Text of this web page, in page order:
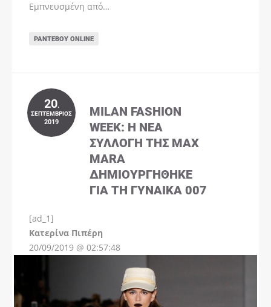
Εμπνευσμένη από…
ΡΑΝΤΕΒΟΎ ONLINE
20.
ΣΕΠΤΈΜΒΡΙΟΣ
2019
MILAN FASHION
WEEK: Η ΝΈΑ
ΣΥΛΛΟΓΉ ΤΗΣ MAX
MARA
ΔΗΜΙΟΥΡΓΉΘΗΚΕ
ΓΙΑ ΤΗ ΓΥΝΑΊΚΑ 007
[ad_1]
Kατερίνα Πιπέρη
20/09/2019 @ 02:57:48